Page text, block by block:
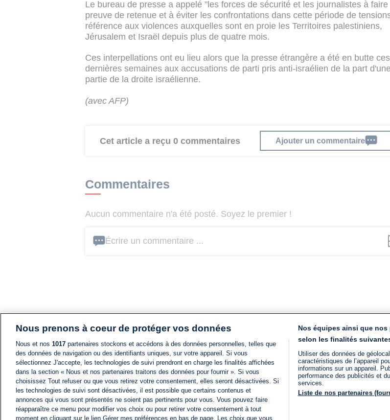
Le bureau de presse a appelé "les forces de sécurité et les journalistes à faire
preuve de retenue et à éviter les confrontations dans cette période de
référence aux violences auxquelles sont en proie les Territoires palestiniens,
Jérusalem et Israël depuis plus de quatre mois.
Ces interpellations ont eu lieu alors que la presse étrangère a été en butte ces
dernières semaines aux accusations de parti pris anti-israélien de la part d'une
partie de la droite israélienne.
(avec AFP)
Cet article a reçu 0 commentaires Ajouter un commentaire
Commentaires
Aucun commentaire n'a été posté. Soyez le premier !
Écrire un commentaire ...
Nous prenons à coeur de protéger vos données
Nous et nos 1017 partenaires stockons et accédons à des données personnelles, telles que
des données de navigation ou des identifiants uniques, sur votre appareil. Si vous
sélectionnez J'accepte, les technologies de suivi prendront en charge les finalités affichées
dans la section « Nous et nos partenaires traitons des données pour fournir ». Si vous
choisissez Tout refuser ou que vous retirez votre consentement, elles seront désactivées. Si
les technologies de suivi sont désactivées, il est possible que certains contenus et
annonces qui vous sont présentés ne soient pas pertinents pour vous. Vous pouvez faire
réapparaître ce menu pour modifier vos choix ou pour retirer votre consentement à tout
moment en cliquant sur le lien Gérer mes préférences en bas de page. Les choix que vous
Nos équipes ainsi que
selon les finalités
Utiliser des données de
caractéristiques de l’appareil
informations sur un appareil.
performance des publicités et
services.
Liste de nos partenaires